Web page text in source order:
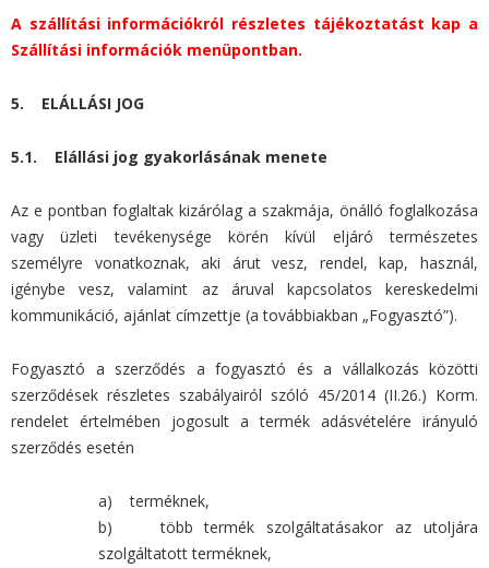
A szállítási információkról részletes tájékoztatást kap a
Szállítási információk menüpontban.
5. ELÁLLÁSI JOG
5.1. Elállási jog gyakorlásának menete
Az e pontban foglaltak kizárólag a szakmája, önálló foglalkozása
vagy üzleti tevékenysége körén kívül eljáró természetes
személyre vonatkoznak, aki árut vesz, rendel, kap, használ,
igénybe vesz, valamint az áruval kapcsolatos kereskedelmi
kommunikáció, ajánlat címzettje (a továbbiakban „Fogyasztó”).
Fogyasztó a szerződés a fogyasztó és a vállalkozás közötti
szerződések részletes szabályairól szóló 45/2014 (II.26.) Korm.
rendelet értelmében jogosult a termék adásvételére irányuló
szerződés esetén
a) terméknek,
b) több termék szolgáltatásakor az utoljára
szolgáltatott terméknek,